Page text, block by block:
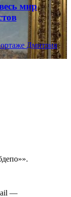
мир
Дмитрия
—